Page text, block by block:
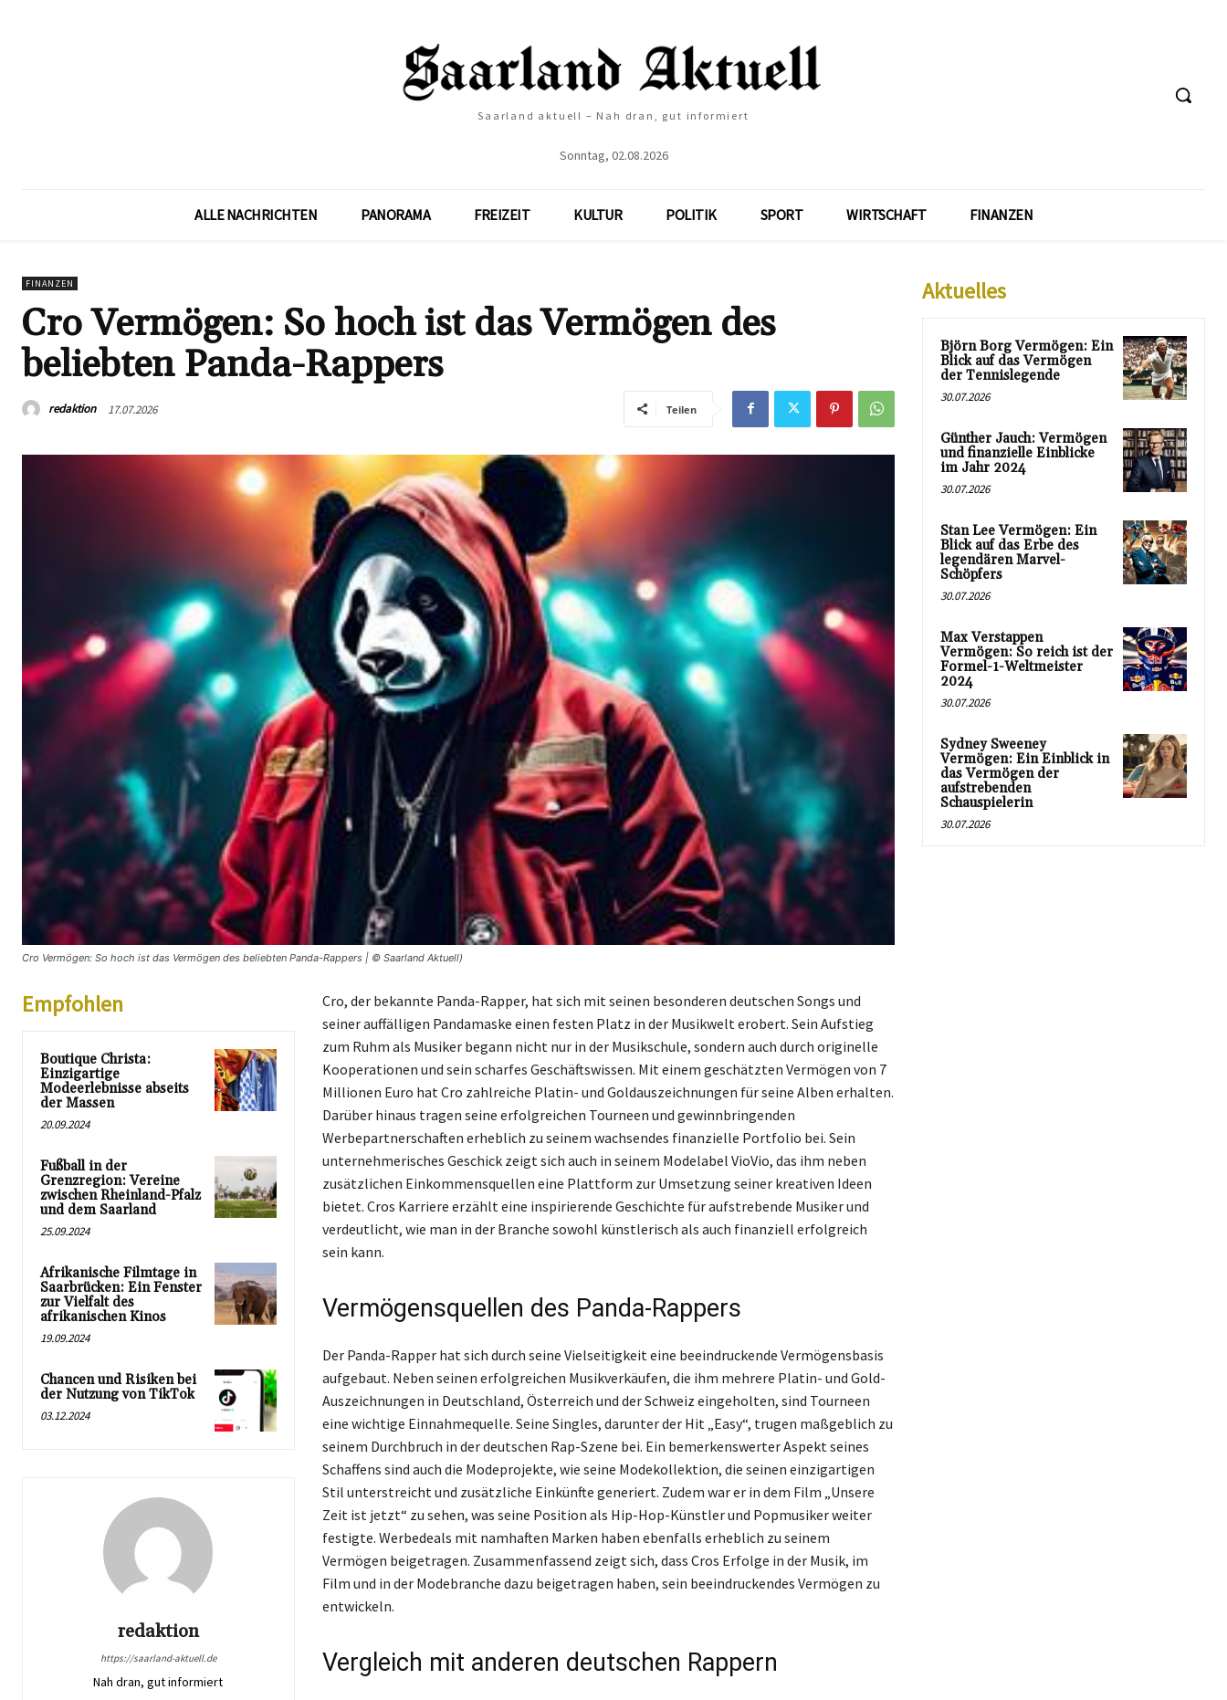
Saarland aktuell – Nah dran, gut informiert
Sonntag, 02.08.2026
ALLE NACHRICHTEN PANORAMA FREIZEIT KULTUR POLITIK SPORT WIRTSCHAFT FINANZEN
FINANZEN
Cro Vermögen: So hoch ist das Vermögen des
beliebten Panda-Rappers
redaktion 17.07.2026 Teilen
Cro Vermögen: So hoch ist das Vermögen des beliebten Panda-Rappers | © Saarland Aktuell)
Empfohlen
Boutique Christa:
Einzigartige
Modeerlebnisse abseits
der Massen
20.09.2024
Fußball in der
Grenzregion: Vereine
zwischen Rheinland-Pfalz
und dem Saarland
25.09.2024
Afrikanische Filmtage in
Saarbrücken: Ein Fenster
zur Vielfalt des
afrikanischen Kinos
19.09.2024
Chancen und Risiken bei
der Nutzung von TikTok
03.12.2024
redaktion
https://saarland-aktuell.de
Nah dran, gut informiert
Cro, der bekannte Panda-Rapper, hat sich mit seinen besonderen deutschen Songs und
seiner auffälligen Pandamaske einen festen Platz in der Musikwelt erobert. Sein Aufstieg
zum Ruhm als Musiker begann nicht nur in der Musikschule, sondern auch durch originelle
Kooperationen und sein scharfes Geschäftswissen. Mit einem geschätzten Vermögen von 7
Millionen Euro hat Cro zahlreiche Platin- und Goldauszeichnungen für seine Alben erhalten.
Darüber hinaus tragen seine erfolgreichen Tourneen und gewinnbringenden
Werbepartnerschaften erheblich zu seinem wachsendes finanzielle Portfolio bei. Sein
unternehmerisches Geschick zeigt sich auch in seinem Modelabel VioVio, das ihm neben
zusätzlichen Einkommensquellen eine Plattform zur Umsetzung seiner kreativen Ideen
bietet. Cros Karriere erzählt eine inspirierende Geschichte für aufstrebende Musiker und
verdeutlicht, wie man in der Branche sowohl künstlerisch als auch finanziell erfolgreich
sein kann.
Vermögensquellen des Panda-Rappers
Der Panda-Rapper hat sich durch seine Vielseitigkeit eine beeindruckende Vermögensbasis
aufgebaut. Neben seinen erfolgreichen Musikverkäufen, die ihm mehrere Platin- und Gold-
Auszeichnungen in Deutschland, Österreich und der Schweiz eingeholten, sind Tourneen
eine wichtige Einnahmequelle. Seine Singles, darunter der Hit „Easy“, trugen maßgeblich zu
seinem Durchbruch in der deutschen Rap-Szene bei. Ein bemerkenswerter Aspekt seines
Schaffens sind auch die Modeprojekte, wie seine Modekollektion, die seinen einzigartigen
Stil unterstreicht und zusätzliche Einkünfte generiert. Zudem war er in dem Film „Unsere
Zeit ist jetzt“ zu sehen, was seine Position als Hip-Hop-Künstler und Popmusiker weiter
festigte. Werbedeals mit namhaften Marken haben ebenfalls erheblich zu seinem
Vermögen beigetragen. Zusammenfassend zeigt sich, dass Cros Erfolge in der Musik, im
Film und in der Modebranche dazu beigetragen haben, sein beeindruckendes Vermögen zu
entwickeln.
Vergleich mit anderen deutschen Rappern
Aktuelles
Björn Borg Vermögen: Ein
Blick auf das Vermögen
der Tennislegende
30.07.2026
Günther Jauch: Vermögen
und finanzielle Einblicke
im Jahr 2024
30.07.2026
Stan Lee Vermögen: Ein
Blick auf das Erbe des
legendären Marvel-
Schöpfers
30.07.2026
Max Verstappen
Vermögen: So reich ist der
Formel-1-Weltmeister
2024
30.07.2026
Sydney Sweeney
Vermögen: Ein Einblick in
das Vermögen der
aufstrebenden
Schauspielerin
30.07.2026